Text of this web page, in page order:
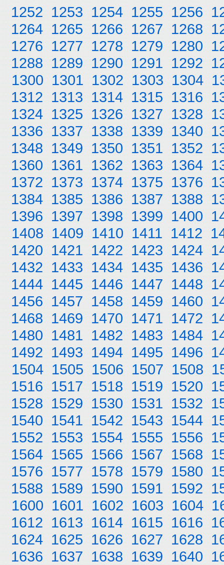
1252 1253 1254 1255 1256
1264 1265 1266 1267 1268
1276 1277 1278 1279 1280
1288 1289 1290 1291 1292
1300 1301 1302 1303 1304
1312 1313 1314 1315 1316
1324 1325 1326 1327 1328
1336 1337 1338 1339 1340
1348 1349 1350 1351 1352
1360 1361 1362 1363 1364
1372 1373 1374 1375 1376
1384 1385 1386 1387 1388
1396 1397 1398 1399 1400
1408 1409 1410 1411 1412
1420 1421 1422 1423 1424
1432 1433 1434 1435 1436
1444 1445 1446 1447 1448
1456 1457 1458 1459 1460
1468 1469 1470 1471 1472
1480 1481 1482 1483 1484
1492 1493 1494 1495 1496
1504 1505 1506 1507 1508
1516 1517 1518 1519 1520
1528 1529 1530 1531 1532
1540 1541 1542 1543 1544
1552 1553 1554 1555 1556
1564 1565 1566 1567 1568
1576 1577 1578 1579 1580
1588 1589 1590 1591 1592
1600 1601 1602 1603 1604
1612 1613 1614 1615 1616
1624 1625 1626 1627 1628
1636 1637 1638 1639 1640